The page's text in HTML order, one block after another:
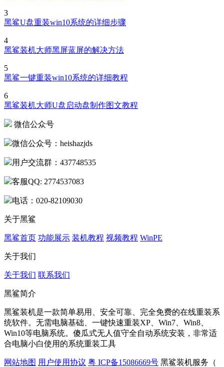
3
黑鲨U盘重装win10系统的详细步骤
4
黑鲨装机大师黑屏蓝屏的解决方法
5
黑鲨一键重装win10系统的详细教程
6
黑鲨装机大师U盘启动盘制作图文教程
微信公众号
微信公众号：heishazjds
用户交流群：437748535
客服QQ: 2774537083
电话：020-82109030
关于黑鲨
黑鲨首页 功能展示 装机教程 视频教程 WinPE
关于我们
关于我们 联系我们
黑鲨简介
黑鲨装机是一款简单易用、安全可靠、完全免费的在线重装系
统软件。无需电脑基础、一键快速重装XP、Win7、Win8、
Win10等电脑系统。傻瓜式无人值守全自动系统安装，非常适
合电脑小白使用的系统重装工具
网站地图 用户使用协议 粤 ICP备15086669号 黑鲨装机服务（